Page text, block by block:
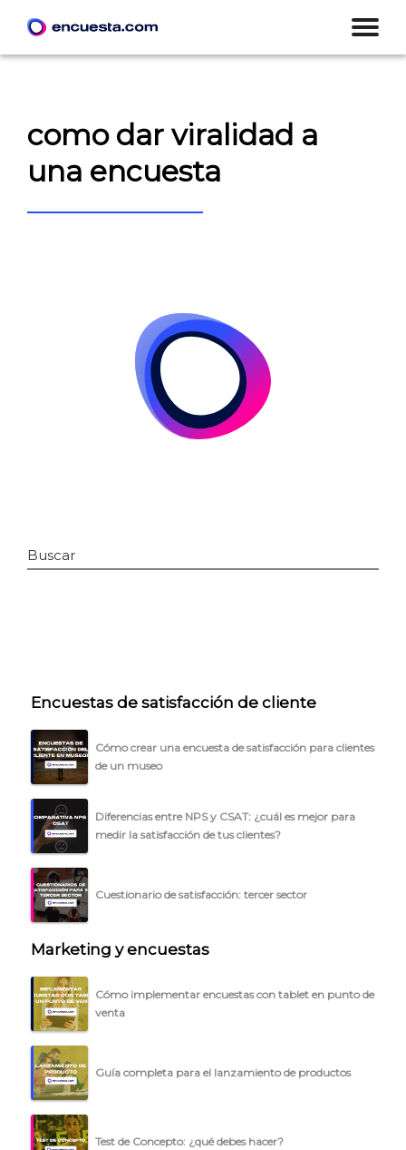
CÓMO FUNCIONA
PLANTILLAS
PRECIOS
BLOG
ACCEDER →
como dar viralidad a
una encuesta
Buscar
Encuestas de satisfacción de cliente
Cómo crear una encuesta de satisfacción para clientes
de un museo
Diferencias entre NPS y CSAT: ¿cuál es mejor para
medir la satisfacción de tus clientes?
Cuestionario de satisfacción: tercer sector
Marketing y encuestas
Cómo implementar encuestas con tablet en punto de
venta
Guía completa para el lanzamiento de productos
Test de Concepto: ¿qué debes hacer?